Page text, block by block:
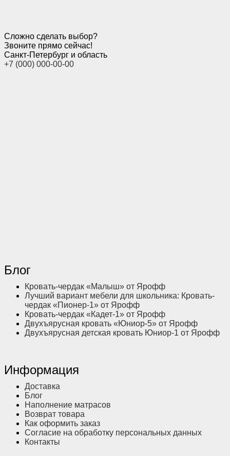
Сложно сделать выбор?
Звоните прямо сейчас!
Санкт-Петербург и область
+7 (000) 000-00-00
Блог
Кровать-чердак «Малыш» от Ярофф
Лучший вариант мебели для школьника: Кровать-
чердак «Пионер-1» от Ярофф
Кровать-чердак «Кадет-1» от Ярофф
Двухъярусная кровать «Юниор-5» от Ярофф
Двухъярусная детская кровать Юниор-1 от Ярофф
Информация
Доставка
Блог
Наполнение матрасов
Возврат товара
Как оформить заказ
Согласие на обработку персональных данных
Контакты